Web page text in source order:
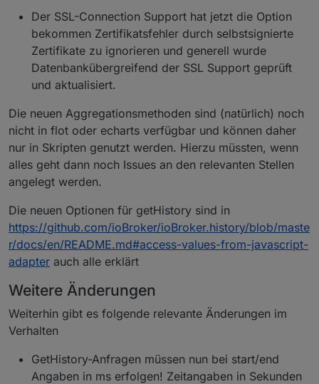
Der SSL-Connection Support hat jetzt die Option
bekommen Zertifikatsfehler durch selbstsignierte
Zertifikate zu ignorieren und generell wurde
Datenbankübergreifend der SSL Support geprüft
und aktualisiert.
Die neuen Aggregationsmethoden sind (natürlich) noch
nicht in flot oder echarts verfügbar und können daher
nur in Skripten genutzt werden. Hierzu müssten, wenn
alles geht dann noch Issues an den relevanten Stellen
angelegt werden.
Die neuen Optionen für getHistory sind in
https://github.com/ioBroker/ioBroker.history/blob/maste
r/docs/en/README.md#access-values-from-javascript-
adapter auch alle erklärt
Weitere Änderungen
Weiterhin gibt es folgende relevante Änderungen im
Verhalten
GetHistory-Anfragen müssen nun bei start/end
Angaben in ms erfolgen! Zeitangaben in Sekunden